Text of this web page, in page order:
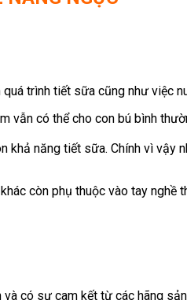
trình tiết sữa cũng như việc
vẫn có thể cho con bú bình
năng tiết sữa. Chính vì vậy
còn phụ thuộc vào tay nghề
có sự cam kết từ các hãng